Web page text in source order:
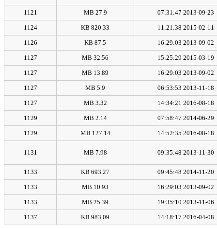
2013-09-23 07:31:47
27.9 MB
1121
2015-02-11 11:21:38
820.33 KB
1124
2013-09-02 16:29:03
87.5 KB
1126
2015-03-19 15:25:29
32.56 MB
1127
2013-09-02 16:29:03
13.89 MB
1127
2013-11-18 06:53:53
5.9 MB
1127
2016-08-18 14:34:21
3.32 MB
1127
2014-06-29 07:58:47
2.14 MB
1129
2016-08-18 14:52:35
127.14 MB
1129
2013-11-30 09:35:48
7.98 MB
1131
2014-11-20 09:45:48
693.27 KB
1133
2013-09-02 16:29:03
10.93 MB
1133
2013-11-06 19:35:10
25.39 MB
1133
2016-04-08 14:18:17
983.09 KB
1137